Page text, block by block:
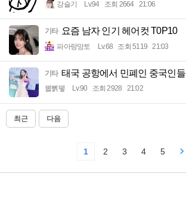
강슬기 Lv.94 조회 2664 21:06
기타 요즘 남자 인기 헤어컷 T0P10
파아랑망토 Lv.68 조회 5119 21:03
기타 태국 공항에서 민폐인 중국인들
꿻뻵뗗 Lv.90 조회 2928 21:02
최근 다음
1 2 3 4 5